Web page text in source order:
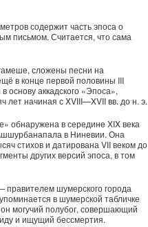
содержит часть эпоса о
письмом. Считается, что сама
сложены песни на
в конце первой половины III
основу аккадского «Эпоса»,
лет начиная с XVIII—XVII вв. до н. э.
обнаружена в середине XIX века
в Ниневии. Она
стихов и датирована VII веком до
других версий эпоса, в том
шумерского города
в шумерской табличке
могучий полубог, совершающий
и ищущий бессмертия.